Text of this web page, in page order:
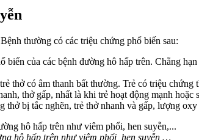
thường có các triệu chứng phổ biến sau:
của các bệnh đường hô hấp trên. Chẳng
thở có âm thanh bất thường. Trẻ có triệu
thở gấp, nhất là khi trẻ hoạt động mạnh hoặc
bị tắc nghẽn, trẻ thở nhanh và gấp, lượng
hô hấp trên như viêm phổi, hen suyễn,…